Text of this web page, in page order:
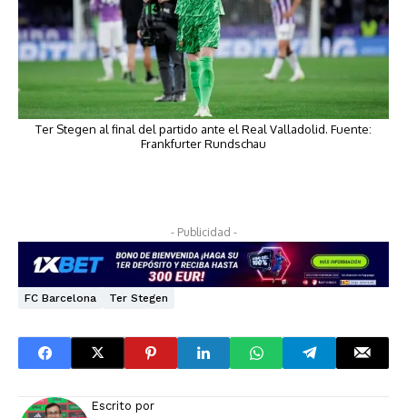
Ter Stegen al final del partido ante el Real Valladolid. Fuente:
Frankfurter Rundschau
- Publicidad -
FC Barcelona Ter Stegen
Escrito por